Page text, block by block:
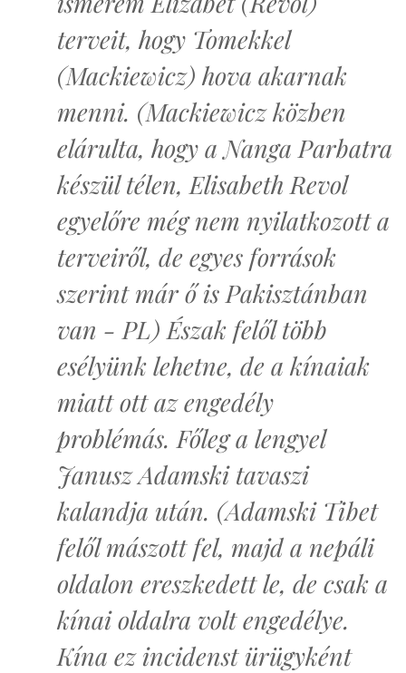
terveit, hogy Tomekkel
(Mackiewicz) hova akarnak
menni. (Mackiewicz közben
elárulta, hogy a Nanga Parbatra
készül télen, Elisabeth Revol
egyelőre még nem nyilatkozott a
terveiről, de egyes források
szerint már ő is Pakisztánban
van - PL) Észak felől több
esélyünk lehetne, de a kínaiak
miatt ott az engedély
problémás. Főleg a lengyel
Janusz Adamski tavaszi
kalandja után. (Adamski Tibet
felől mászott fel, majd a nepáli
oldalon ereszkedett le, de csak a
kínai oldalra volt engedélye.
Kína ez incidenst ürügyként